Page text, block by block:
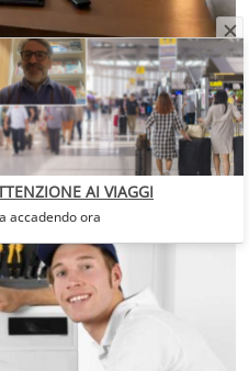
desideri da prima
AI VIAGGI
accadendo ora